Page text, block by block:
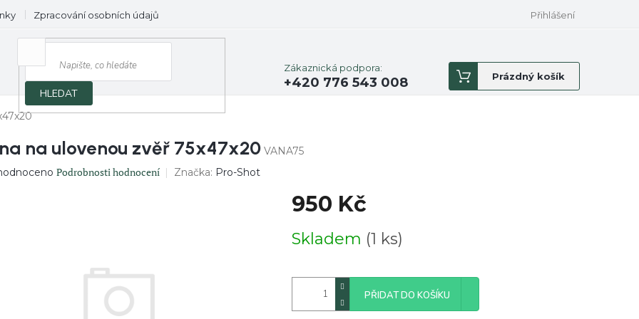
Zpracování osobních údajů Přihlášení
HLEDAT
Zákaznická podpora:
+420 776 543 008
Nákupní
košík
Prázdný košík
na ulovenou zvěř 75x47x20 VANA75
Podrobnosti hodnocení Značka: Pro-Shot
950 Kč
cena:
Skladem (1 ks)
PŘIDAT DO KOŠÍKU